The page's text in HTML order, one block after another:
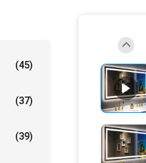
(45)
(37)
(39)